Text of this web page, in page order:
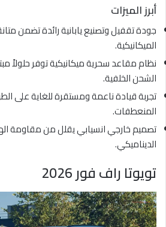
أبرز الميزات
جودة تقفيل وتصنيع يابانية رائدة تضمن
الميكانيكية.
نظام مقاعد سحرية ميكانيكية توفر حلولاً
الشحن الخلفية.
تجربة قيادة ناعمة ومستقرة للغاية على
المنعطفات.
تصميم خارجي انسيابي يقلل من مقاومة
الديناميكي.
تويوتا راف فور 2026